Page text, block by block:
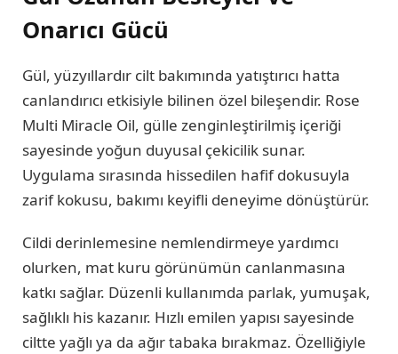
Onarıcı Gücü
Gül, yüzyıllardır cilt bakımında yatıştırıcı hatta
canlandırıcı etkisiyle bilinen özel bileşendir. Rose
Multi Miracle Oil, gülle zenginleştirilmiş içeriği
sayesinde yoğun duyusal çekicilik sunar.
Uygulama sırasında hissedilen hafif dokusuyla
zarif kokusu, bakımı keyifli deneyime dönüştürür.
Cildi derinlemesine nemlendirmeye yardımcı
olurken, mat kuru görünümün canlanmasına
katkı sağlar. Düzenli kullanımda parlak, yumuşak,
sağlıklı his kazanır. Hızlı emilen yapısı sayesinde
ciltte yağlı ya da ağır tabaka bırakmaz. Özelliğiyle